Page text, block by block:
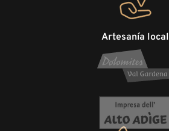
Artesanía local